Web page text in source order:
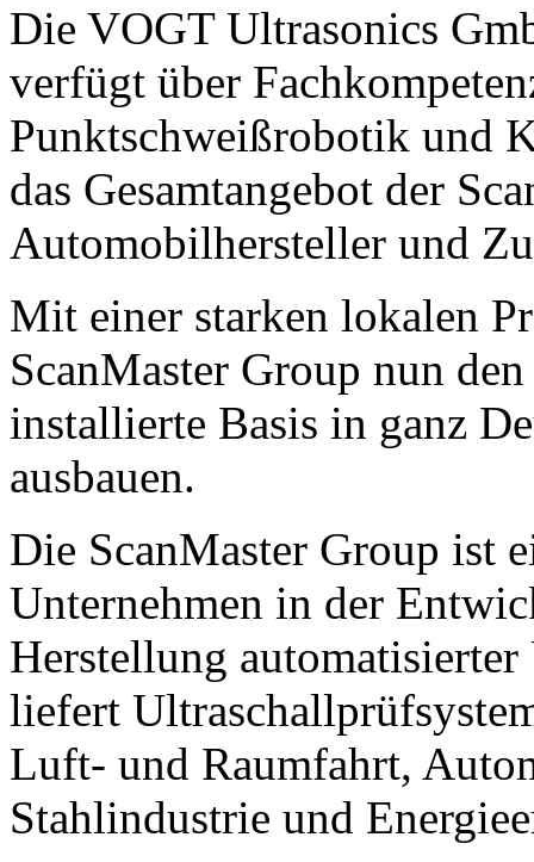
Die VOGT Ultrasonics
verfügt über
Punktschweißrobotik und
das Gesamtangebot der
Automobilhersteller und
Mit einer starken lokalen
ScanMaster Group nun
installierte Basis in ganz
ausbauen.
Die ScanMaster Group ist
Unternehmen in der
Herstellung
liefert
Luft- und Raumfahrt,
Stahlindustrie und